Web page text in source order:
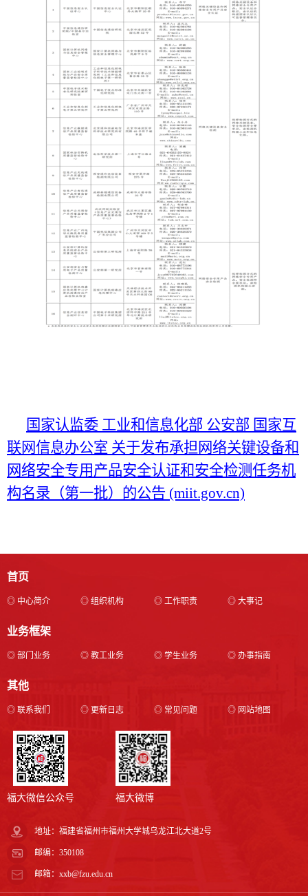
国家认监委 工业和信息化部 公安部 国家互
联网信息办公室 关于发布承担网络关键设备和
网络安全专用产品安全认证和安全检测任务机
构名录（第一批）的公告 (miit.gov.cn)
首页
◎ 中心简介 ◎ 组织机构 ◎ 工作职责 ◎ 大事记
业务框架
◎ 部门业务 ◎ 教工业务 ◎ 学生业务 ◎ 办事指南
其他
◎ 联系我们 ◎ 更新日志 ◎ 常见问题 ◎ 网站地图
福大微信公众号 福大微博
地址：福建省福州市福州大学城乌龙江北大道2号
邮编：350108
邮箱：xxb@fzu.edu.cn